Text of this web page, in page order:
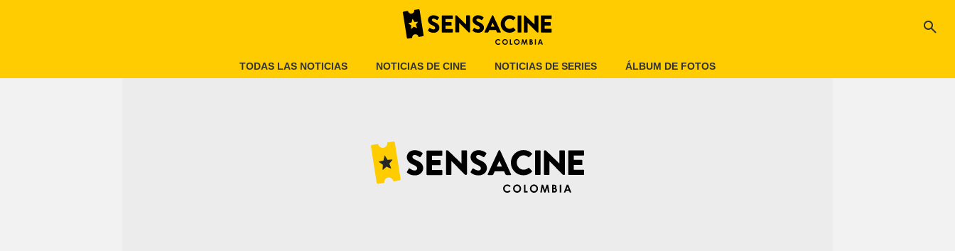
search
TODAS LAS NOTICIAS NOTICIAS DE CINE NOTICIAS DE SERIES ÁLBUM DE FOTOS